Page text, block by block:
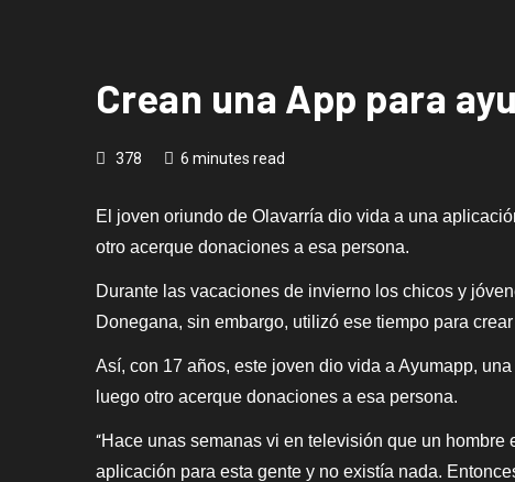
Crean una App para
378 6 minutes read
El joven oriundo de Olavarría dio vida a una
otro acerque donaciones a esa persona.
Durante las vacaciones de invierno los chicos y
Donegana, sin embargo, utilizó ese tiempo para
Así, con 17 años, este joven dio vida a Ayumapp,
luego otro acerque donaciones a esa persona.
“Hace unas semanas vi en televisión que un
aplicación para esta gente y no existía nada.